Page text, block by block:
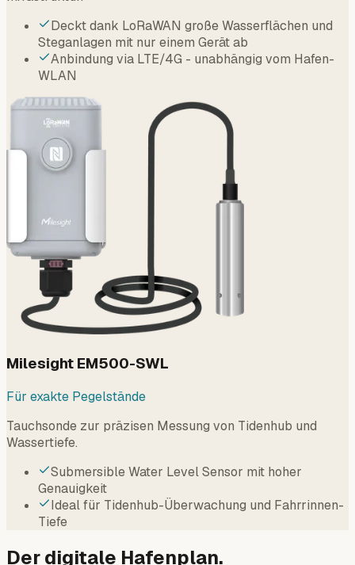
Deckt dank LoRaWAN große Wasserflächen und
Steganlagen mit nur einem Gerät ab
Anbindung via LTE/4G - unabhängig vom Hafen-
WLAN
Milesight EM500-SWL
Für exakte Pegelstände
Tauchsonde zur präzisen Messung von Tidenhub und
Wassertiefe.
Submersible Water Level Sensor mit hoher
Genauigkeit
Ideal für Tidenhub-Überwachung und Fahrrinnen-
Tiefe
Der digitale Hafenplan.